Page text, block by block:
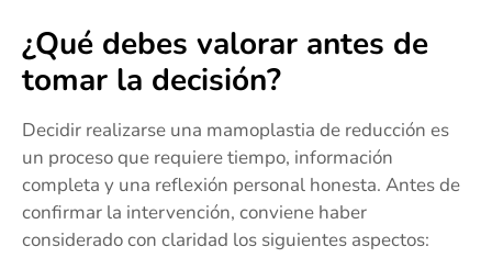
¿Qué debes valorar antes de
tomar la decisión?
Decidir realizarse una mamoplastia de reducción es
un proceso que requiere tiempo, información
completa y una reflexión personal honesta. Antes de
confirmar la intervención, conviene haber
considerado con claridad los siguientes aspectos: